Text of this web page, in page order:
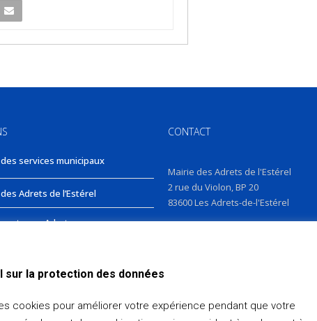
services municipaux
Adrets de l’Estérel
aux Adrets
CONTACT
Mairie des Adrets de l'Estérel
2 rue du Violon, BP 20
83600 Les Adrets-de-l'Estérel
sur la protection des données
cookies pour améliorer votre expérience pendant que votre